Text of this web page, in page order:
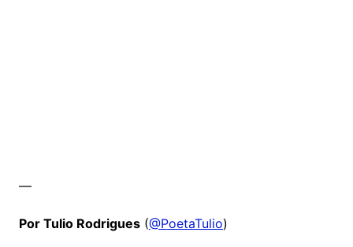
—
Por Tulio Rodrigues(@PoetaTulio)